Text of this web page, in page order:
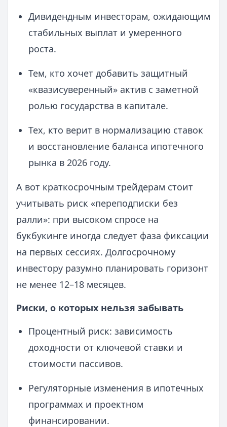
Дивидендным инвесторам, ожидающим
стабильных выплат и умеренного
роста.
Тем, кто хочет добавить защитный
«квазисуверенный» актив с заметной
ролью государства в капитале.
Тех, кто верит в нормализацию ставок
и восстановление баланса ипотечного
рынка в 2026 году.
А вот краткосрочным трейдерам стоит
учитывать риск «переподписки без
ралли»: при высоком спросе на
букбукинге иногда следует фаза фиксации
на первых сессиях. Долгосрочному
инвестору разумно планировать горизонт
не менее 12–18 месяцев.
Риски, о которых нельзя забывать
Процентный риск: зависимость
доходности от ключевой ставки и
стоимости пассивов.
Регуляторные изменения в ипотечных
программах и проектном
финансировании.